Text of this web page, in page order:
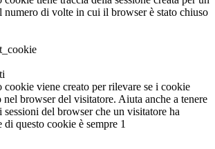
numero di volte in cui il browser è stato chiuso
cookie viene creato per rilevare se i cookie
browser del visitatore. Aiuta anche a tenere
del browser che un visitatore ha
questo cookie è sempre 1